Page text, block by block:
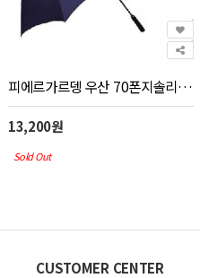
피에르가르뎅 우산 70폰지솔리드_우산(판촉물인쇄)
13,200원
Sold Out
CUSTOMER CENTER